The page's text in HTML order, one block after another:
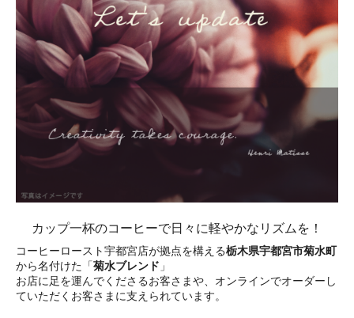
カップ一杯のコーヒーで日々に軽やかなリズムを！
コーヒーロースト宇都宮店が拠点を構える栃木県宇都宮市菊水町
から名付けた「菊水ブレンド 」
お店に足を運んでくださるお客さまや、オンラインでオーダーし
ていただくお客さまに支えられています。